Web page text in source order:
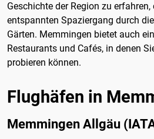
Geschichte der Region zu
entspannten Spaziergang durch
Gärten. Memmingen bietet auch
Restaurants und Cafés, in denen
probieren können.
Flughäfen in
Memmingen Allgäu